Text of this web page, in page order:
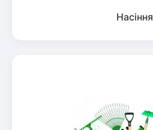
Насіння